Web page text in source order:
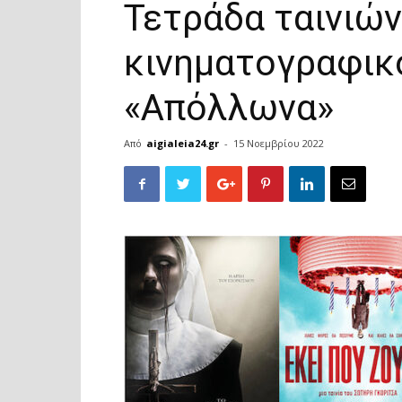
Τετράδα
«Απόλλωνα»
Από aigialeia24.gr - 15 Νοεμβρίου 2022